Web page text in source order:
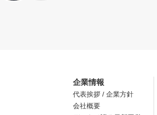
企業情報
代表挨拶 / 企業方針
会社概要